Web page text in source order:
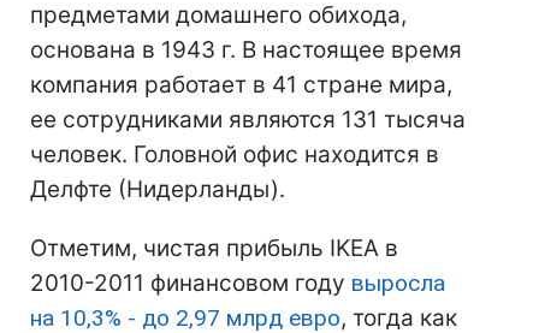
предметами домашнего обихода,
основана в 1943 г. В настоящее время
компания работает в 41 стране мира,
ее сотрудниками являются 131 тысяча
человек. Головной офис находится в
Делфте (Нидерланды).
Отметим, чистая прибыль IKEA в
2010-2011 финансовом году выросла
на 10,3% - до 2,97 млрд евро, тогда как